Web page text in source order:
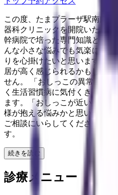
この度、たまプラーザ駅南口
器科クリニックを開院いたし
幹病院で培った専門知識と診
んな小さな悩みでも気楽に相
りを心掛けたいと思います。
居が高く感じられるかもしれ
せん。 「おしっこの異常」は
く生活習慣病に気付くきっか
ます。「おしっこが近い」や
様が抱える悩みかと思います
ご相談にいらしてください。
す。
続きを読む
診療メニュー